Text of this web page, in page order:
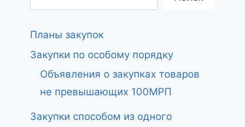
Планы закупок
Закупки по особому порядку
Объявления о закупках товаров
не превышающих 100МРП
Закупки способом из одного